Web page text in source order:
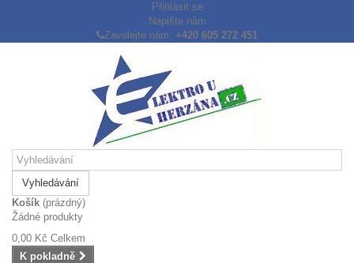
Přihlásit se
Napište nám
Zavolejte nám: +420 605 272 451
Vyhledávání
Košík (prázdný)
Žádné produkty
0,00 Kč Celkem
K pokladně